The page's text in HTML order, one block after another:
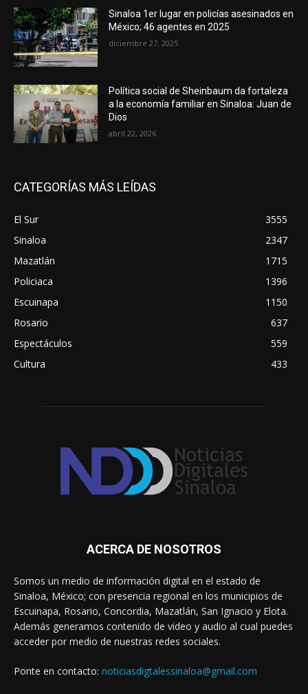
Sinaloa 1er lugar en policías asesinados en
México; 46 agentes en 2025
diciembre 27, 2025
Política social de Sheinbaum da fortaleza
a la economía familiar en Sinaloa: Juan de
Dios
abril 22, 2026
CATEGORÍAS MÁS LEÍDAS
El Sur
3555
Sinaloa
2347
Mazatlán
1715
Policiaca
1396
Escuinapa
1150
Rosario
637
Espectáculos
559
Cultura
433
ACERCA DE NOSOTROS
Somos un medio de información digital en el estado de
Sinaloa, México; con presencia regional en los municipios de
Escuinapa, Rosario, Concordia, Mazatlán, San Ignacio y Elota.
Además generamos contenido de video y audio al cual puedes
acceder por medio de nuestras redes sociales.
Ponte en contacto: noticiasdigtalessinaloa@gmail.com